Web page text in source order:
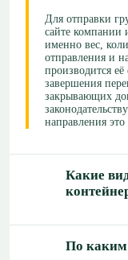
Для отправки
сайте компании
именно вес,
отправления и
производится
завершения
закрывающих
направления
Какие
По каким